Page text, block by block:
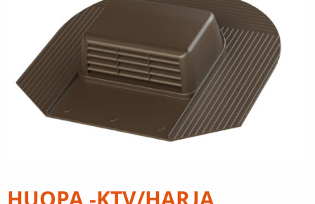
ДОКУМЕНТЫ И МАТЕРИАЛЫ
НОВОСТИ
О КОМПАНИИ
НАЙТИ ДИЛЕРА СВЯЖИТЕСЬ С НАМИ